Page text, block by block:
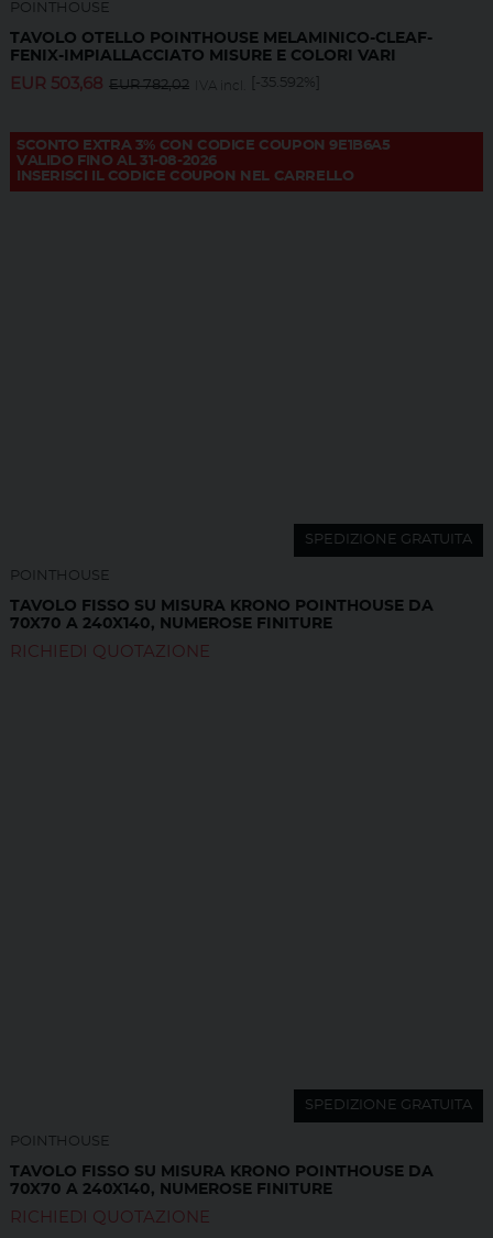
POINTHOUSE
TAVOLO OTELLO POINTHOUSE MELAMINICO-CLEAF-
FENIX-IMPIALLACCIATO MISURE E COLORI VARI
EUR 503,68 EUR782,02 IVA incl. [-35.592%]
SCONTO EXTRA 3% CON CODICE COUPON 9E1B6A5
VALIDO FINO AL 31-08-2026
INSERISCI IL CODICE COUPON NEL CARRELLO
SPEDIZIONE GRATUITA
POINTHOUSE
TAVOLO FISSO SU MISURA KRONO POINTHOUSE DA
70X70 A 240X140, NUMEROSE FINITURE
RICHIEDI QUOTAZIONE
SPEDIZIONE GRATUITA
POINTHOUSE
TAVOLO FISSO SU MISURA KRONO POINTHOUSE DA
70X70 A 240X140, NUMEROSE FINITURE
RICHIEDI QUOTAZIONE